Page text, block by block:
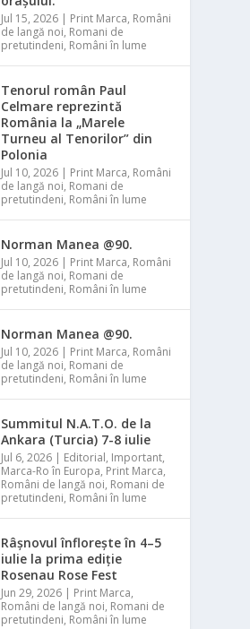
Jul 15, 2026 | Print Marca, Români
de langă noi, Romani de
pretutindeni, Români în lume
Tenorul român Paul
Celmare reprezintă
România la „Marele
Turneu al Tenorilor” din
Polonia
Jul 10, 2026 | Print Marca, Români
de langă noi, Romani de
pretutindeni, Români în lume
Norman Manea @90.
Jul 10, 2026 | Print Marca, Români
de langă noi, Romani de
pretutindeni, Români în lume
Norman Manea @90.
Jul 10, 2026 | Print Marca, Români
de langă noi, Romani de
pretutindeni, Români în lume
Summitul N.A.T.O. de la
Ankara (Turcia) 7-8 iulie
Jul 6, 2026 | Editorial, Important,
Marca-Ro în Europa, Print Marca,
Români de langă noi, Romani de
pretutindeni, Români în lume
Râșnovul înflorește în 4–5
iulie la prima ediție
Rosenau Rose Fest
Jun 29, 2026 | Print Marca,
Români de langă noi, Romani de
pretutindeni, Români în lume